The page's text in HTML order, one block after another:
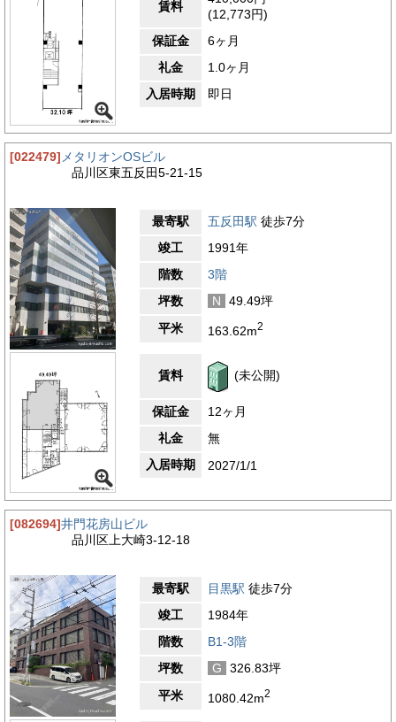
賃料
(12,773円)
保証金
6ヶ月
礼金
1.0ヶ月
入居時期
即日
[022479] メタリオンOSビル
品川区東五反田5-21-15
最寄駅 五反田駅 徒歩7分
竣工
1991年
階数
3階
坪数
N
49.49坪
平米
163.62m2
賃料 (未公開)
保証金
12ヶ月
礼金
無
入居時期
2027/1/1
[082694]井門花房山ビル
品川区上大崎3-12-18
最寄駅 目黒駅 徒歩7分
竣工
1984年
階数
B1-3階
坪数
G
326.83坪
平米
1080.42m2